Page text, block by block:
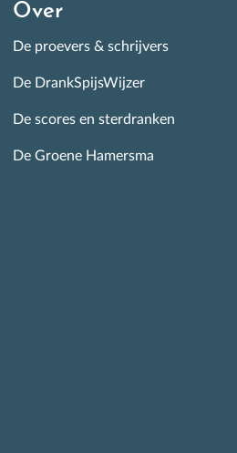
Over
De proevers & schrijvers
De DrankSpijsWijzer
De scores en sterdranken
De Groene Hamersma
Inschrijven